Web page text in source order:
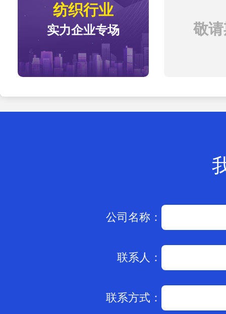
纺织行业
实力企业专场 敬
公司名称：
联系人：
联系方式：